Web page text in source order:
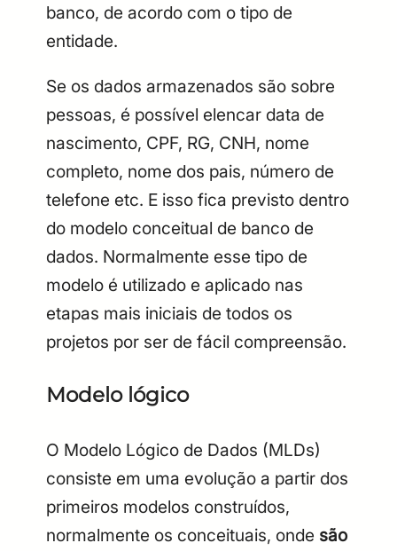
banco, de acordo com o tipo de
entidade.
Se os dados armazenados são sobre
pessoas, é possível elencar data de
nascimento, CPF, RG, CNH, nome
completo, nome dos pais, número de
telefone etc. E isso fica previsto dentro
do modelo conceitual de banco de
dados. Normalmente esse tipo de
modelo é utilizado e aplicado nas
etapas mais iniciais de todos os
projetos por ser de fácil compreensão.
Modelo lógico
O Modelo Lógico de Dados (MLDs)
consiste em uma evolução a partir dos
primeiros modelos construídos,
normalmente os conceituais, onde são